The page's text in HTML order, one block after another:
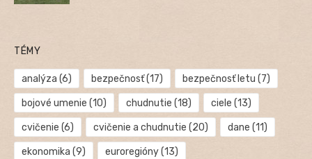
TÉMY
analýza (6) bezpečnosť(17) bezpečnosť letu (7)
bojové umenie (10) chudnutie (18) ciele (13)
cvičenie (6) cvičenie a chudnutie (20) dane (11)
ekonomika (9) euroregióny(13)